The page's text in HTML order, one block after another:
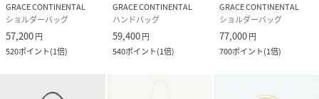
GRACE CONTINENTAL
ショルダーバッグ
57,200円
520ポイント(1倍)
GRACE CONTINENTAL
ハンドバッグ
59,400円
540ポイント(1倍)
GRACE CONTINENTAL
ショルダーバッグ
77,000円
700ポイント(1倍)